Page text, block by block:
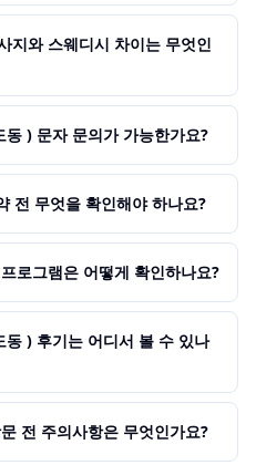
지와 스웨디시 차이는 무엇인
) 문자 문의가 가능한가요?
전 무엇을 확인해야 하나요?
로그램은 어떻게 확인하나요?
) 후기는 어디서 볼 수 있나
전 주의사항은 무엇인가요?